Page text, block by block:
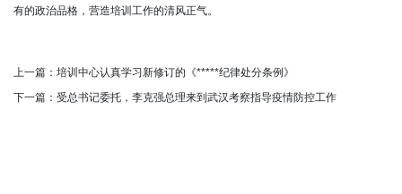
有的政治品格，营造培训工作的清风正气。
上一篇： 培训中心认真学习新修订的《*****纪律处分条例》
下一篇： 受总书记委托，李克强总理来到武汉考察指导疫情防控工作